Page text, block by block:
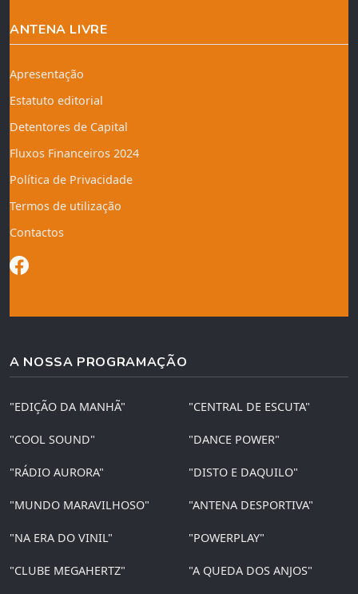
ANTENA LIVRE
Apresentação
Estatuto editorial
Detentores de Capital
Fluxos Financeiros 2024
Política de Privacidade
Termos de utilização
Contactos
A NOSSA PROGRAMAÇÃO
"EDIÇÃO DA MANHÃ" "CENTRAL DE ESCUTA"
"COOL SOUND" "DANCE POWER"
"RÁDIO AURORA" "DISTO E DAQUILO"
"MUNDO MARAVILHOSO" "ANTENA DESPORTIVA"
"NA ERA DO VINIL" "POWERPLAY"
"CLUBE MEGAHERTZ" "A QUEDA DOS ANJOS"